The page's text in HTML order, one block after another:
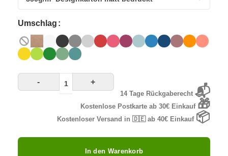
Umschlag
- +
14 Tage Rückgaberecht 📬
Kostenlose Postkarte ab 30€ Einkauf 🎁
Kostenloser Versand in 🇩🇪 ab 40€ Einkauf 📦
In den Warenkorb